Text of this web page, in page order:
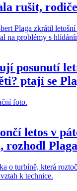
rušit,
posunutí
ptají se
letos v
rozhodl Plaga